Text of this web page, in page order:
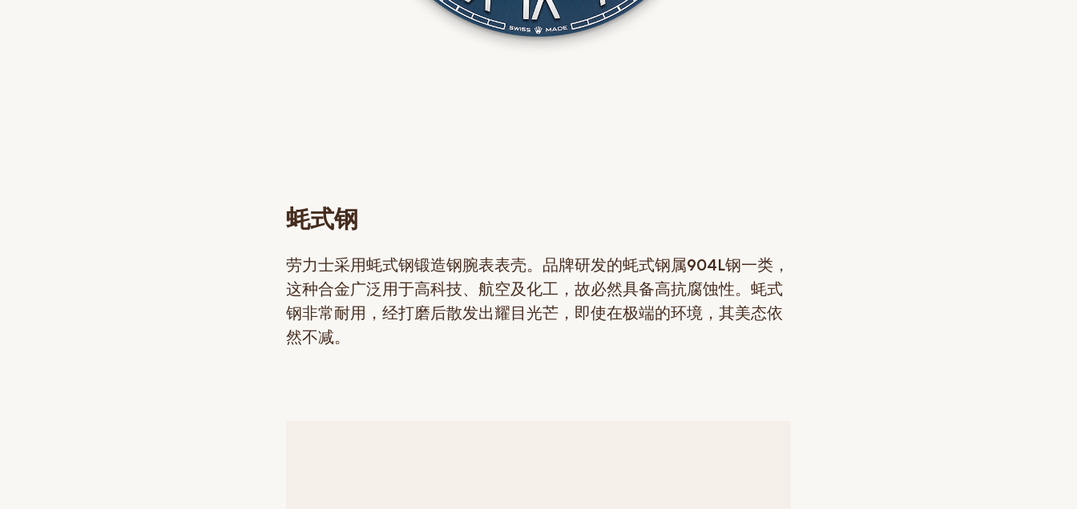
蚝式钢
劳力士采用蚝式钢锻造钢腕表表壳。品牌研发的蚝式钢属904L钢一类，
这种合金广泛用于高科技、航空及化工，故必然具备高抗腐蚀性。蚝式
钢非常耐用，经打磨后散发出耀目光芒，即使在极端的环境，其美态依
然不减。